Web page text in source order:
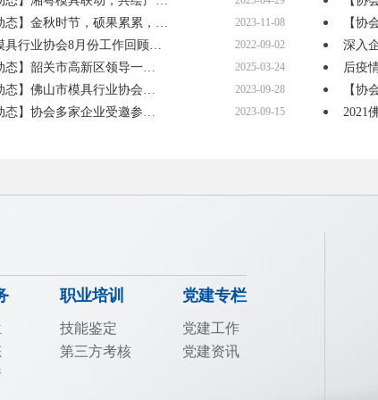
态】金秋时节，硕果累累，… 2023-11-08 【协
具行业协会8月份工作回顾… 2022-09-02 深入
态】韶关市高新区领导一… 2025-03-24 后疫
态】佛山市模具行业协会… 2023-09-28 【协
态】协会多家企业受邀参… 2023-09-15 2021
职业培训
技能鉴定
第三方考核
党建专栏
党建工作
党建资讯